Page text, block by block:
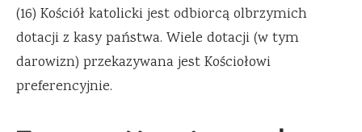
(16) Kościół katolicki jest odbiorcą olbrzymich
dotacji z kasy państwa. Wiele dotacji (w tym
darowizn) przekazywana jest Kościołowi
preferencyjnie.